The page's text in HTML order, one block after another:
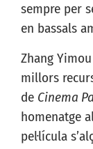
sempre per
en bassals
Zhang
millors
de Cinema
homenatge
pel·lícula